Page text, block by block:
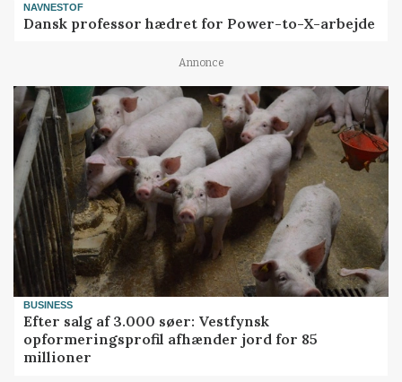
NAVNESTOF
Dansk professor hædret for Power-to-X-arbejde
Annonce
BUSINESS
Efter salg af 3.000 søer: Vestfynsk
opformeringsprofil afhænder jord for 85
millioner